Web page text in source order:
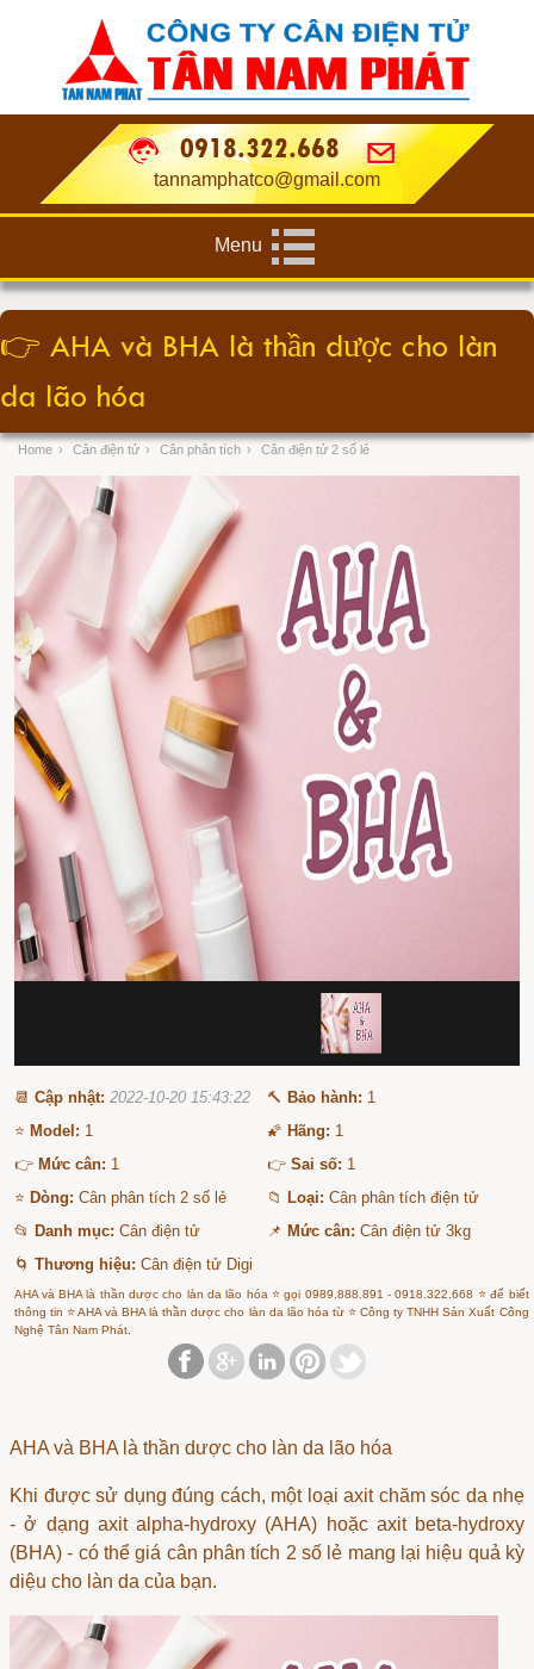
0918.322.668
tannamphatco@gmail.com
Menu
👉 AHA và BHA là thần dược cho làn
da lão hóa
Home › Cân điện tử › Cân phân tích › Cân điện tử 2 số lẻ
📆Cập nhật: 2022-10-20 15:43:22 🔨 Bảo hành: 1
⭐ Model: 1 🌠 Hãng: 1
👉 Mức cân: 1 👉Sai số: 1
⭐ Dòng: Cân phân tích 2 số lẻ 📁 Loại: Cân phân tích điện tử
📂 Danh mục: Cân điện tử 📌 Mức cân: Cân điện tử 3kg
🌀Thương hiệu: Cân điện tử Digi
AHA và BHA là thần dược cho làn da lão hóa ⭐ gọi 0989.888.891 - 0918.322.668 ⭐ để biết
thông tin ⭐ AHA và BHA là thần dược cho làn da lão hóa từ ⭐ Công ty TNHH Sản Xuất Công
Nghệ Tân Nam Phát.
AHA và BHA là thần dược cho làn da lão hóa
Khi được sử dụng đúng cách, một loại axit chăm sóc da nhẹ
- ở dạng axit alpha-hydroxy (AHA) hoặc axit beta-hydroxy
(BHA) - có thểgiá cân phân tích 2 số lẻ mang lại hiệu quả kỳ
diệu cho làn da của bạn.